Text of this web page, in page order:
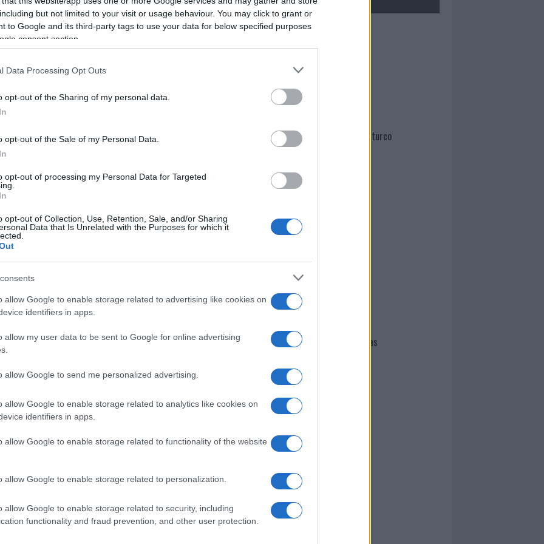
but not limited to your visit or usage behaviour. You may click to grant or
to Google and its third-party tags to use your data for below specified purposes
consent section.
Data Processing Opt Outs
opt-out of the Sharing of my personal data.
opt-out of the Sale of my Personal Data.
opt-out of processing my Personal Data for Targeted
opt-out of Collection, Use, Retention, Sale, and/or Sharing
Data that Is Unrelated with the Purposes for which it
allow Google to enable storage related to advertising like cookies on
identifiers in apps.
allow my user data to be sent to Google for online advertising
allow Google to send me personalized advertising.
allow Google to enable storage related to analytics like cookies on
identifiers in apps.
allow Google to enable storage related to functionality of the website
allow Google to enable storage related to personalization.
allow Google to enable storage related to security, including
functionality and fraud prevention, and other user protection.
cliccandoqui
nella sezione
Olbia Notizie
di GalluraOggi.it
i tuoi video e le tue foto
+39 345 356 7512
news daGoogle News
Prossimo articolo
Mario Malu
Martina Agostina Diturco
I nostri cari
I nostri cari
I nostri cari
Giovannimaria Cabras